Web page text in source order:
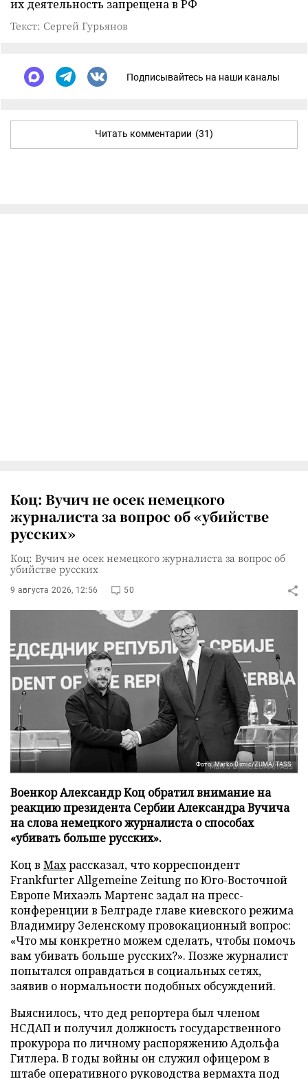
их деятельность запрещена в РФ
Текст: Сергей Гурьянов
Подписывайтесь на наши каналы
Читать комментарии (31)
Коц: Вучич не осек немецкого
журналиста за вопрос об «убийстве
русских»
Коц: Вучич не осек немецкого журналиста за вопрос об
убийстве русских
9 августа 2026, 12:56 50
Фото: Marko Dimic/ZUMA/TASS
Военкор Александр Коц обратил внимание на
реакцию президента Сербии Александра Вучича
на слова немецкого журналиста о способах
«убивать больше русских».
Коц в Махрассказал, что корреспондент
Frankfurter Allgemeine Zeitung по Юго-Восточной
Европе Михаэль Мартенс задал на пресс-
конференции в Белграде главе киевского режима
Владимиру Зеленскому провокационный вопрос:
«Что мы конкретно можем сделать, чтобы помочь
вам убивать больше русских?». Позже журналист
попытался оправдаться в социальных сетях,
заявив о нормальности подобных обсуждений.
Выяснилось, что дед репортера был членом
НСДАП и получил должность государственного
прокурора по личному распоряжению Адольфа
Гитлера. В годы войны он служил офицером в
штабе оперативного руководства вермахта под